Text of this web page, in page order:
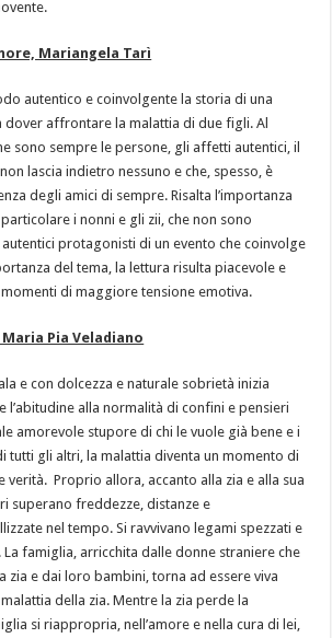
Mariangela Tarì
autentico e coinvolgente la storia di una
dover affrontare la malattia di due figli. Al
sono sempre le persone, gli affetti autentici, il
lascia indietro nessuno e che, spesso, è
degli amici di sempre. Risalta l’importanza
i nonni e gli zii, che non sono
protagonisti di un evento che coinvolge
del tema, la lettura risulta piacevole e
di maggiore tensione emotiva.
Pia Veladiano
e con dolcezza e naturale sobrietà inizia
l’abitudine alla normalità di confini e pensieri
amorevole stupore di chi le vuole già bene e i
tutti gli altri, la malattia diventa un momento di
verità. Proprio allora, accanto alla zia e alla sua
superano freddezze, distanze e
nel tempo. Si ravvivano legami spezzati e
La famiglia, arricchita dalle donne straniere che
zia e dai loro bambini, torna ad essere viva
della zia. Mentre la zia perde la
si riappropria, nell’amore e nella cura di lei,